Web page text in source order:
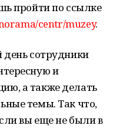
пройти по ссылке
centr/muzey.
день сотрудники
и
а также делать
темы. Так что,
вы еще не были в